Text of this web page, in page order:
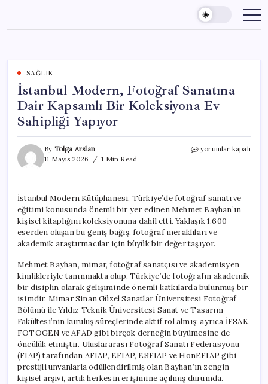
content
SAĞLIK
İstanbul Modern, Fotoğraf Sanatına
Dair Kapsamlı Bir Koleksiyona Ev
Sahipliği Yapıyor
By Tolga Arslan
11 Mayıs 2026
1 Min Read
İstanbul
Kapsamlı
Bir
Koleksiyona
Ev
Yapıyor
için
yorumlar kapalı
İstanbul Modern Kütüphanesi, Türkiye’de fotoğraf sanatı ve
eğitimi konusunda önemli bir yer edinen Mehmet Bayhan’ın
kişisel kitaplığını koleksiyonuna dahil etti. Yaklaşık 1.600
eserden oluşan bu geniş bağış, fotoğraf meraklıları ve
akademik araştırmacılar için büyük bir değer taşıyor.
Mehmet Bayhan, mimar, fotoğraf sanatçısı ve akademisyen
kimlikleriyle tanınmakta olup, Türkiye’de fotoğrafın akademik
bir disiplin olarak gelişiminde önemli katkılarda bulunmuş bir
isimdir. Mimar Sinan Güzel Sanatlar Üniversitesi Fotoğraf
Bölümü ile Yıldız Teknik Üniversitesi Sanat ve Tasarım
Fakültesi’nin kuruluş süreçlerinde aktif rol almış; ayrıca İFSAK,
FOTOGEN ve AFAD gibi birçok derneğin büyümesine de
öncülük etmiştir. Uluslararası Fotoğraf Sanatı Federasyonu
(FIAP) tarafından AFIAP, EFIAP, ESFIAP ve HonEFIAP gibi
prestijli unvanlarla ödüllendirilmiş olan Bayhan’ın zengin
kişisel arşivi, artık herkesin erişimine açılmış durumda.